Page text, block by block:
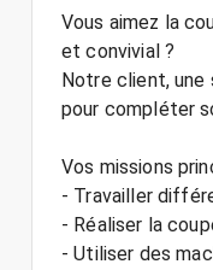
Vous aimez la
et convivial ?
Notre client,
pour compléter
Vos missions
- Travailler
- Réaliser la
- Utiliser des